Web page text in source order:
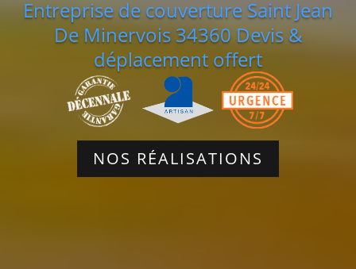
Entreprise de couverture Saint Jean
De Minervois 34360 Devis &
déplacement offert
NOS RÉALISATIONS